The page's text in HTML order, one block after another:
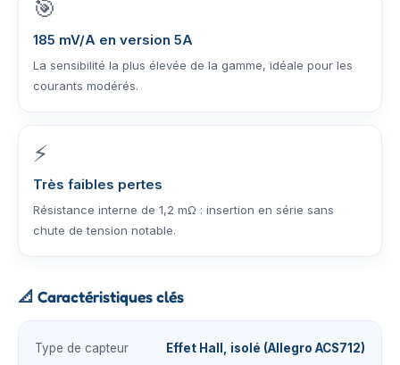
🎯
185 mV/A en version 5A
La sensibilité la plus élevée de la gamme, idéale pour les
courants modérés.
⚡
Très faibles pertes
Résistance interne de 1,2 mΩ : insertion en série sans
chute de tension notable.
📐 Caractéristiques clés
Type de capteur Effet Hall, isolé (Allegro ACS712)